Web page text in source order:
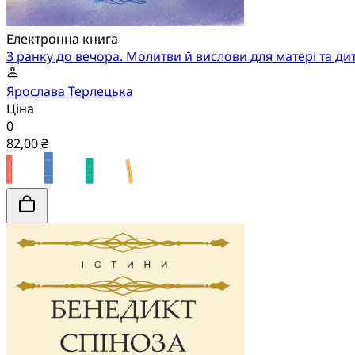
Електронна книга
З ранку до вечора. Молитви й вислови для матері та
Ярослава Терлецька
Ціна
0
82,00 ₴